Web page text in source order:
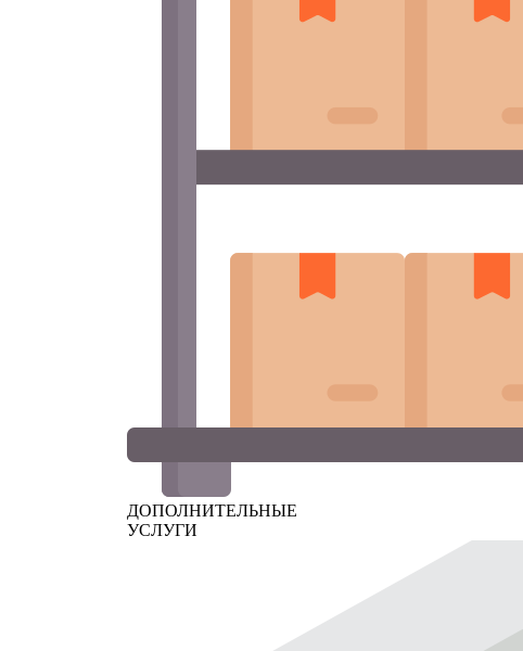
ДОПОЛНИТЕЛЬНЫЕ
УСЛУГИ